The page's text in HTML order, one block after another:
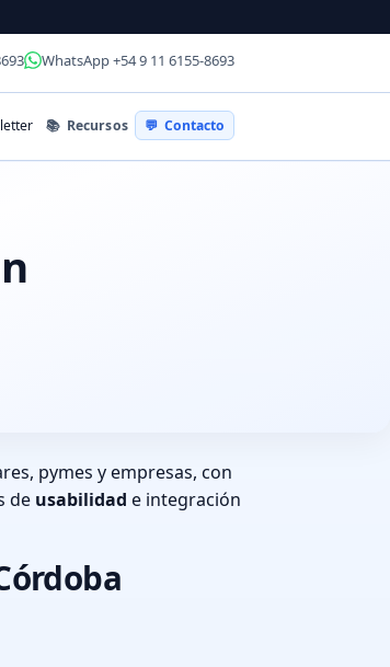
WhatsApp +54 9 11 6155-8693
📚 Recursos 💬 Contacto
pymes y empresas, con
de usabilidad e integración